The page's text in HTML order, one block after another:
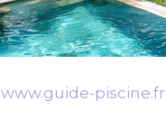
www.guide-piscine.fr